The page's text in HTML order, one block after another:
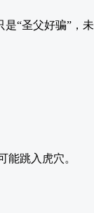
“圣父好骗”，未
跳入虎穴。